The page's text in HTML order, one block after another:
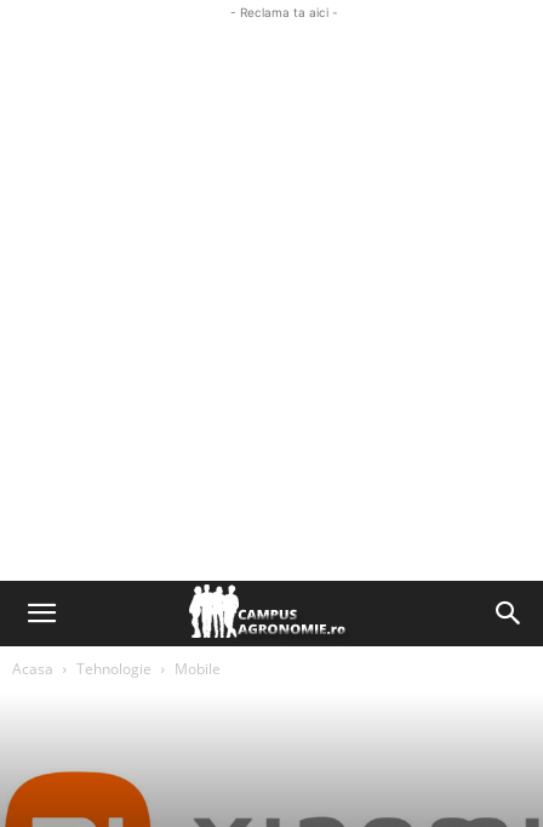
- Reclama ta aici -
Acasa Tehnologie Mobile